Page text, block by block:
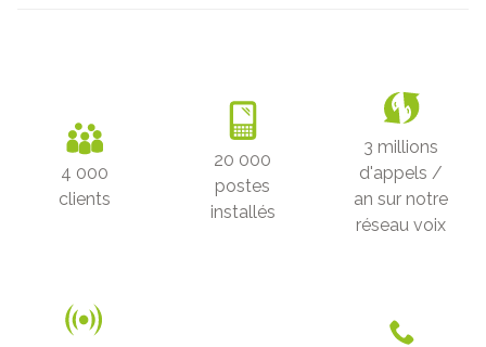
4 000
clients
20 000
postes
installés
3 millions
d'appels /
an sur notre
réseau voix